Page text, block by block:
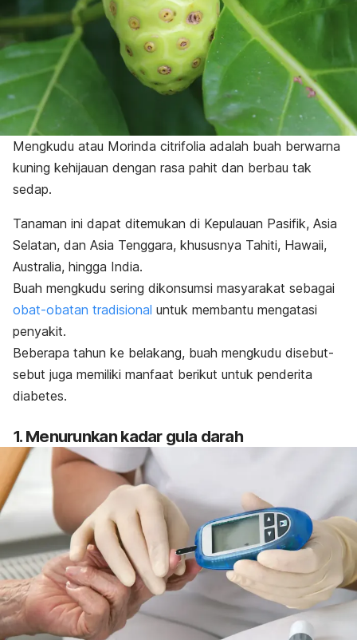
Mengkudu atau Morinda citrifolia adalah buah berwarna
kuning kehijauan dengan rasa pahit dan berbau tak
sedap.
Tanaman ini dapat ditemukan di Kepulauan Pasifik, Asia
Selatan, dan Asia Tenggara, khususnya Tahiti, Hawaii,
Australia, hingga India.
Buah mengkudu sering dikonsumsi masyarakat sebagai
obat-obatan tradisional untuk membantu mengatasi
penyakit.
Beberapa tahun ke belakang, buah mengkudu disebut-
sebut juga memiliki manfaat berikut untuk penderita
diabetes.
1. Menurunkan kadar gula darah